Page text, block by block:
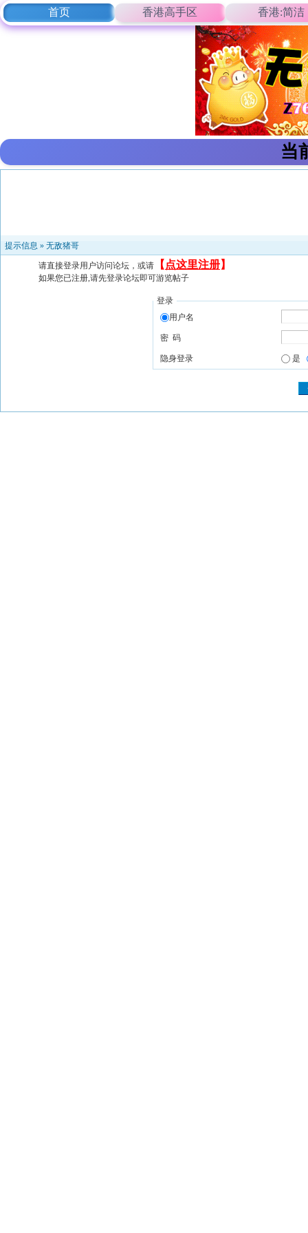
首页 香港高手区 香港:简洁
当
提示信息 » 无敌猪哥
请直接登录用户访问论坛，或请 【 点这里注册】
如果您已注册,请先登录论坛即可游览帖子
登录
用户名
密 码
隐身登录 是